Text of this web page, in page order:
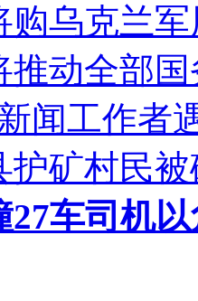
购乌克兰
推动全部
闻工作者
护矿村民
27车司机